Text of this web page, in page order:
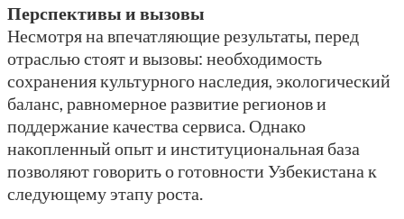
Перспективы и вызовы
Несмотря на впечатляющие результаты, перед
отраслью стоят и вызовы: необходимость
сохранения культурного наследия, экологический
баланс, равномерное развитие регионов и
поддержание качества сервиса. Однако
накопленный опыт и институциональная база
позволяют говорить о готовности Узбекистана к
следующему этапу роста.